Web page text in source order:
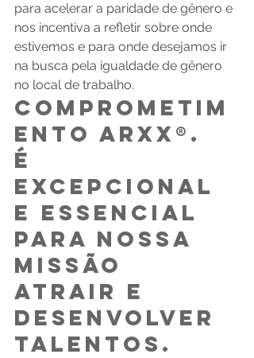
para acelerar a paridade de gênero e
nos incentiva a refletir sobre onde
estivemos e para onde desejamos ir
na busca pela igualdade de gênero
no local de trabalho.
Comprometim
ento ARXX®.
É
excepcional
e essencial
para nossa
missão
atrair e
desenvolver
talentos.